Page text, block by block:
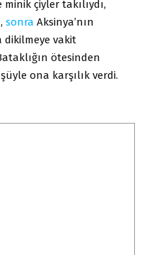
çiyler takılıydı,
sonra Aksinya’nın
vakit
ötesinden
ona karşılık verdi.